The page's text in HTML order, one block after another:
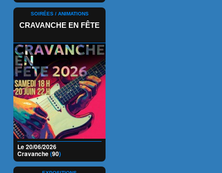
SOIRÉES / ANIMATIONS
CRAVANCHE EN FÊTE
Le 20/06/2026
Cravanche(90)